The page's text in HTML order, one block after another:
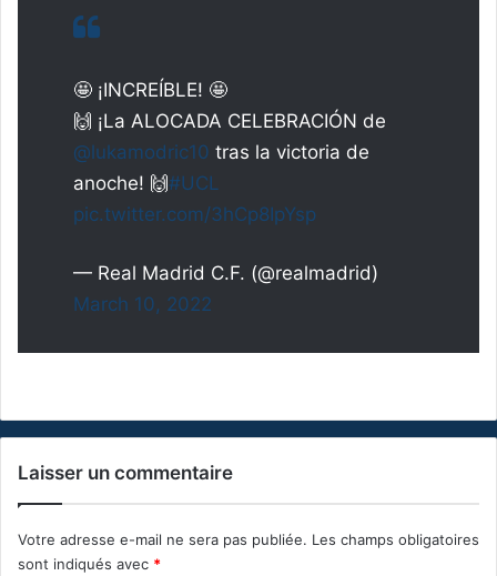
🤩 ¡INCREÍBLE! 🤩
🙌 ¡La ALOCADA CELEBRACIÓN de
@lukamodric10 tras la victoria de
anoche! 🙌#UCL
pic.twitter.com/3hCp8IpYsp
— Real Madrid C.F. (@realmadrid)
March 10, 2022
Laisser un commentaire
Votre adresse e-mail ne sera pas publiée. Les champs obligatoires
sont indiqués avec *